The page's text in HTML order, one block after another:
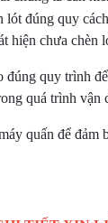
lót đúng quy
hiện chưa chèn
đúng quy trình
quá trình vận
quấn để đảm